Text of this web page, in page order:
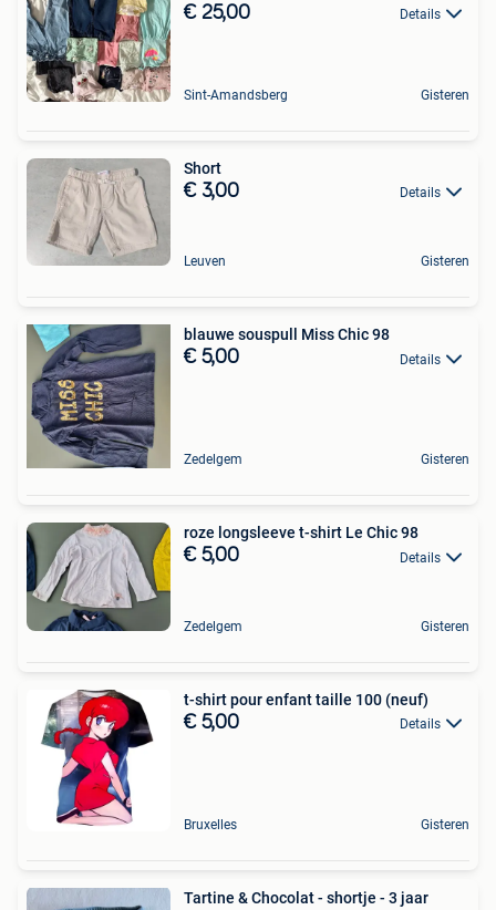
€ 25,00 Details
Sint-Amandsberg Gisteren
Short
€ 3,00 Details
Leuven Gisteren
blauwe souspull Miss Chic 98
€ 5,00 Details
Zedelgem Gisteren
roze longsleeve t-shirt Le Chic 98
€ 5,00 Details
Zedelgem Gisteren
t-shirt pour enfant taille 100 (neuf)
€ 5,00 Details
Bruxelles Gisteren
Tartine & Chocolat - shortje - 3 jaar